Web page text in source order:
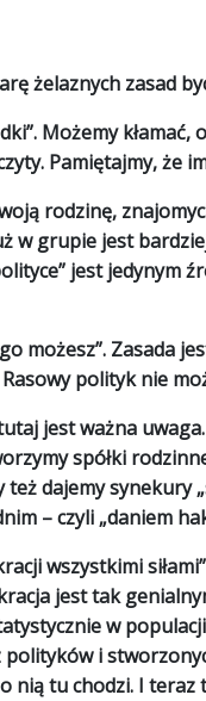
żelaznych zasad
”. Możemy
Pamiętajmy, że
rodzinę,
w grupie jest
jest jedynym
możesz”. Zasada
Rasowy polityk nie
jest ważna
spółki
też dajemy synekury
– czyli „daniem
wszystkimi siłami
jest tak
w
polityków i
nią tu chodzi. I